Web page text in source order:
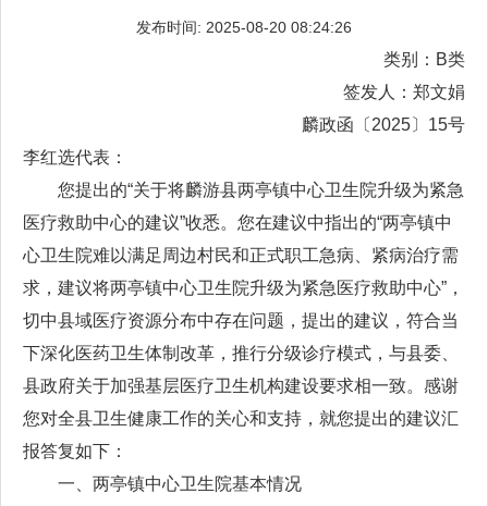
发布时间: 2025-08-20 08:24:26
类别：B类
签发人：郑文娟
麟政函〔2025〕15号
李红选代表：
您提出的“关于将麟游县两亭镇中心卫生院升级为紧急
医疗救助中心的建议”收悉。您在建议中指出的“两亭镇中
心卫生院难以满足周边村民和正式职工急病、紧病治疗需
求，建议将两亭镇中心卫生院升级为紧急医疗救助中心”，
切中县域医疗资源分布中存在问题，提出的建议，符合当
下深化医药卫生体制改革，推行分级诊疗模式，与县委、
县政府关于加强基层医疗卫生机构建设要求相一致。感谢
您对全县卫生健康工作的关心和支持，就您提出的建议汇
报答复如下：
一、两亭镇中心卫生院基本情况